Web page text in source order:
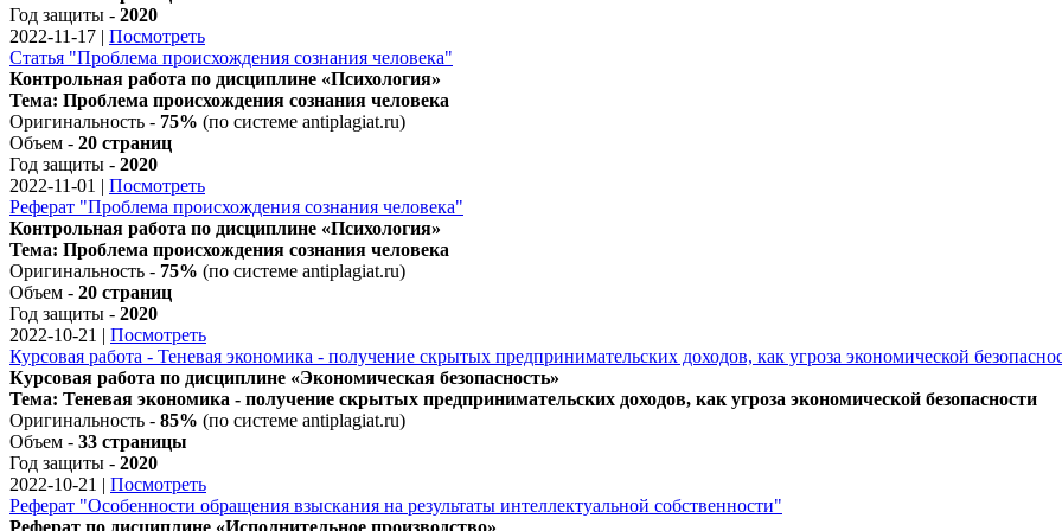
Год защиты - 2020
2022-11-17 | Посмотреть
Статья "Проблема происхождения сознания человека"
Контрольная работа по дисциплине «Психология»
Тема: Проблема происхождения сознания человека
Оригинальность - 75% (по системе antiplagiat.ru)
Объем - 20 страниц
Год защиты - 2020
2022-11-01 | Посмотреть
Реферат "Проблема происхождения сознания человека"
Контрольная работа по дисциплине «Психология»
Тема: Проблема происхождения сознания человека
Оригинальность - 75% (по системе antiplagiat.ru)
Объем - 20 страниц
Год защиты - 2020
2022-10-21 | Посмотреть
Курсовая работа - Теневая экономика - получение скрытых предпринимательских доходов, как угроза экономической
Курсовая работа по дисциплине «Экономическая безопасность»
Тема: Теневая экономика - получение скрытых предпринимательских доходов, как угроза экономической безопасности
Оригинальность - 85% (по системе antiplagiat.ru)
Объем - 33 страницы
Год защиты - 2020
2022-10-21 | Посмотреть
Реферат "Особенности обращения взыскания на результаты интеллектуальной собственности"
Реферат по дисциплине «Исполнительное производство»